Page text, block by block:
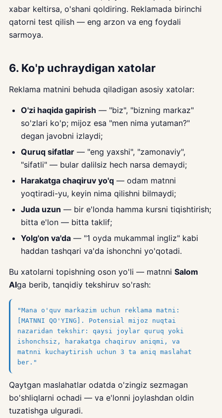
xabar keltirsa, o'shani qoldiring. Reklamada birinchi
qatorni test qilish — eng arzon va eng foydali
sarmoya.
6. Ko'p uchraydigan xatolar
Reklama matnini behuda qiladigan asosiy xatolar:
O'zi haqida gapirish — "biz", "bizning markaz"
so'zlari ko'p; mijoz esa "men nima yutaman?"
degan javobni izlaydi;
Quruq sifatlar — "eng yaxshi", "zamonaviy",
"sifatli" — bular dalilsiz hech narsa demaydi;
Harakatga chaqiruv yo'q — odam matnni
yoqtiradi-yu, keyin nima qilishni bilmaydi;
Juda uzun — bir e'londa hamma kursni tiqishtirish;
bitta e'lon — bitta taklif;
Yolg'on va'da — "1 oyda mukammal ingliz" kabi
haddan tashqari va'da ishonchni yo'qotadi.
Bu xatolarni topishning oson yo'li — matnni Salom
AIga berib, tanqidiy tekshiruv so'rash:
"Mana o'quv markazim uchun reklama matni:
[MATNNI QO'YING]. Potensial mijoz nuqtai
nazaridan tekshir: qaysi joylar quruq yoki
ishonchsiz, harakatga chaqiruv aniqmi, va
matnni kuchaytirish uchun 3 ta aniq maslahat
ber."
Qaytgan maslahatlar odatda o'zingiz sezmagan
bo'shliqlarni ochadi — va e'lonni joylashdan oldin
tuzatishga ulguradi.